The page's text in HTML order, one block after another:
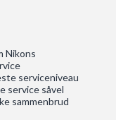
Nikons
serviceniveau
service såvel
sammenbrud